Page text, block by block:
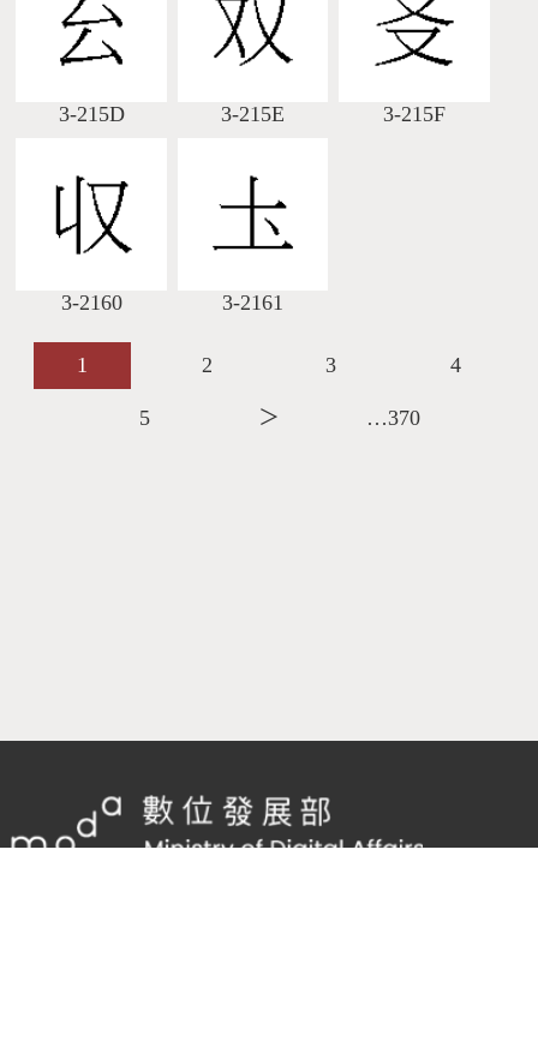
3-215D 3-215E 3-215F
3-2160 3-2161
1 2 3 4
5 ＞ …370